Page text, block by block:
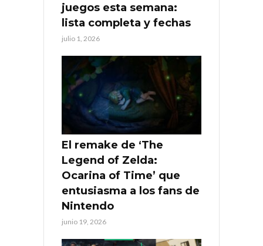
juegos esta semana:
lista completa y fechas
julio 1, 2026
El remake de ‘The
Legend of Zelda:
Ocarina of Time’ que
entusiasma a los fans de
Nintendo
junio 19, 2026